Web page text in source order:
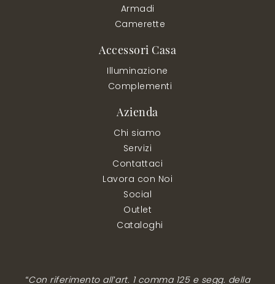
Armadi
Camerette
Accessori Casa
Illuminazione
Complementi
Azienda
Chi siamo
Servizi
Contattaci
Lavora con Noi
Social
Outlet
Cataloghi
“Con riferimento all’art. 1 comma 125 e segg. della